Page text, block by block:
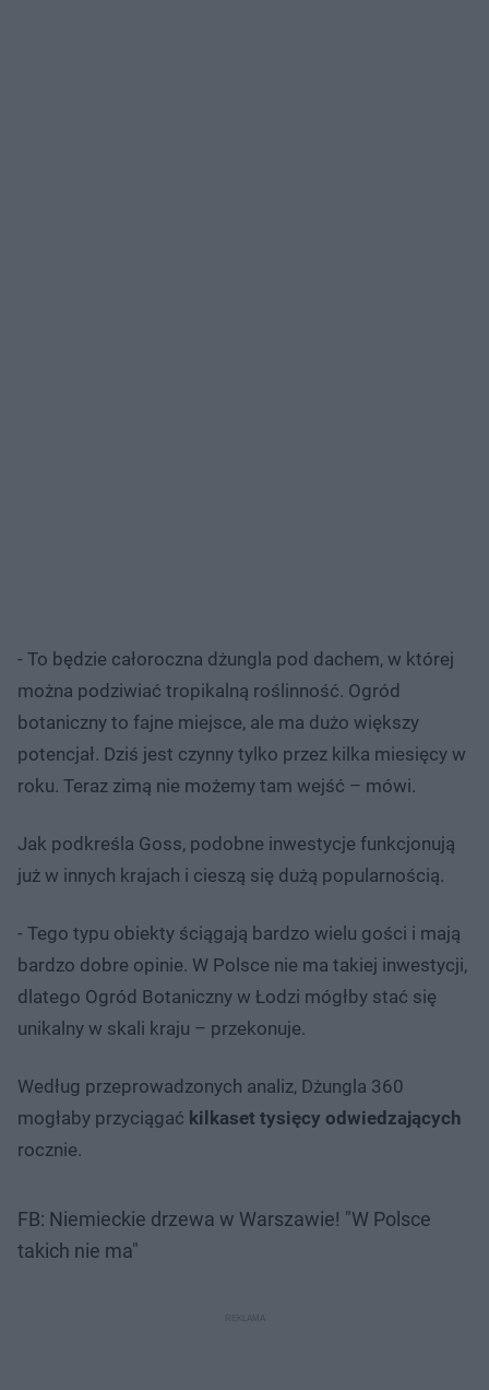
- To będzie całoroczna dżungla pod dachem, w której
można podziwiać tropikalną roślinność. Ogród
botaniczny to fajne miejsce, ale ma dużo większy
potencjał. Dziś jest czynny tylko przez kilka miesięcy w
roku. Teraz zimą nie możemy tam wejść – mówi.
Jak podkreśla Goss, podobne inwestycje funkcjonują
już w innych krajach i cieszą się dużą popularnością.
- Tego typu obiekty ściągają bardzo wielu gości i mają
bardzo dobre opinie. W Polsce nie ma takiej inwestycji,
dlatego Ogród Botaniczny w Łodzi mógłby stać się
unikalny w skali kraju – przekonuje.
Według przeprowadzonych analiz, Dżungla 360
mogłaby przyciągać kilkaset tysięcy odwiedzających
rocznie.
FB: Niemieckie drzewa w Warszawie! "W Polsce
takich nie ma"